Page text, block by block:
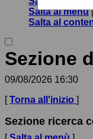
Salta al menù
Salta al
Sezione
09/08/2026 16:30
[Torna all'inizio ]
Sezione ricerca